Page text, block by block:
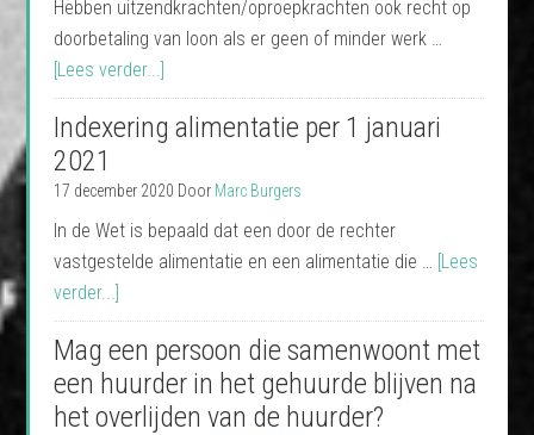
Hebben uitzendkrachten/oproepkrachten ook recht op
doorbetaling van loon als er geen of minder werk …
[Lees verder...]
Indexering alimentatie per 1 januari
2021
17 december 2020 Door Marc Burgers
In de Wet is bepaald dat een door de rechter
vastgestelde alimentatie en een alimentatie die … [Lees
verder...]
Mag een persoon die samenwoont met
een huurder in het gehuurde blijven na
het overlijden van de huurder?